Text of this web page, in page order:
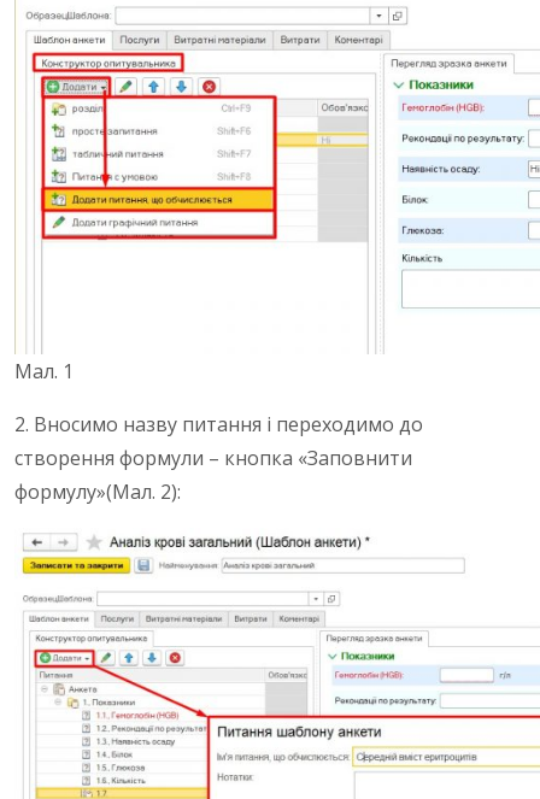
Мал. 1
2. Вносимо назву питання і переходимо до
створення формули – кнопка «Заповнити
формулу»(Мал. 2):